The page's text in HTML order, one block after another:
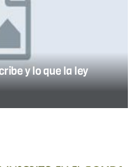
y lo que la ley